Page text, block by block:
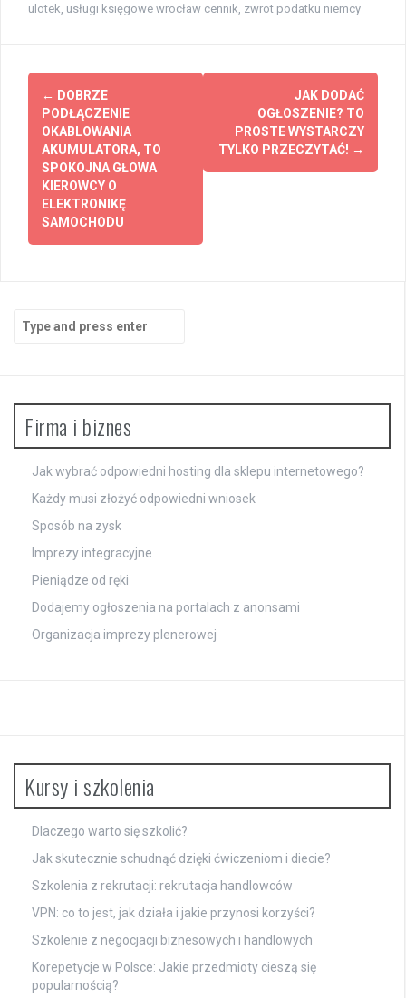
ulotek usługi księgowe wrocław cennik zwrot podatku niemcy
Post
navigation
← DOBRZE
PODŁĄCZENIE
OKABLOWANIA
AKUMULATORA, TO
SPOKOJNA GŁOWA
KIEROWCY O
ELEKTRONIKĘ
SAMOCHODU
JAK DODAĆ
OGŁOSZENIE? TO
PROSTE WYSTARCZY
TYLKO PRZECZYTAĆ! →
for:
Firma i biznes
Jak wybrać odpowiedni hosting dla sklepu internetowego?
Każdy musi złożyć odpowiedni wniosek
Sposób na zysk
Imprezy integracyjne
Pieniądze od ręki
Dodajemy ogłoszenia na portalach z anonsami
Organizacja imprezy plenerowej
Kursy i szkolenia
Dlaczego warto się szkolić?
Jak skutecznie schudnąć dzięki ćwiczeniom i diecie?
Szkolenia z rekrutacji: rekrutacja handlowców
VPN: co to jest, jak działa i jakie przynosi korzyści?
Szkolenie z negocjacji biznesowych i handlowych
Korepetycje w Polsce: Jakie przedmioty cieszą się
popularnością?